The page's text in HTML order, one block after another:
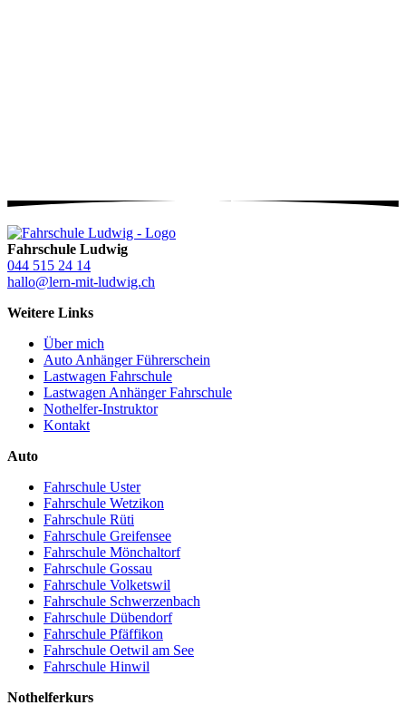
Fahrschule Ludwig
044 515 24 14
hallo@lern-mit-ludwig.ch
Weitere Links
Über mich
Auto Anhänger Führerschein
Lastwagen Fahrschule
Lastwagen Anhänger Fahrschule
Nothelfer-Instruktor
Kontakt
Auto
Fahrschule Uster
Fahrschule Wetzikon
Fahrschule Rüti
Fahrschule Greifensee
Fahrschule Mönchaltorf
Fahrschule Gossau
Fahrschule Volketswil
Fahrschule Schwerzenbach
Fahrschule Dübendorf
Fahrschule Pfäffikon
Fahrschule Oetwil am See
Fahrschule Hinwil
Nothelferkurs